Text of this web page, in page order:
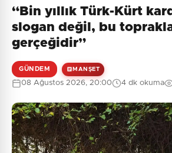
“Bin yıllık Türk-Kürt
slogan değil, bu
gerçeğidir”
GÜNDEM MANŞET
08 Ağustos 2026, 20:00 4 dk okuma